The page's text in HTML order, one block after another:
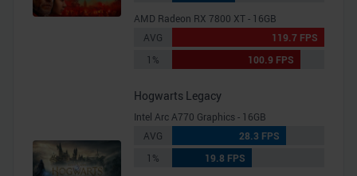
AMD Radeon RX 7800 XT - 16GB
AVG
119.7 FPS
1%
100.9 FPS
Hogwarts Legacy
Intel Arc A770 Graphics - 16GB
AVG
28.3 FPS
1%
19.8 FPS